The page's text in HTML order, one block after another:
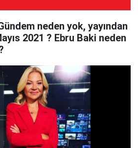
neden yok, yayından
2021 ? Ebru Baki neden